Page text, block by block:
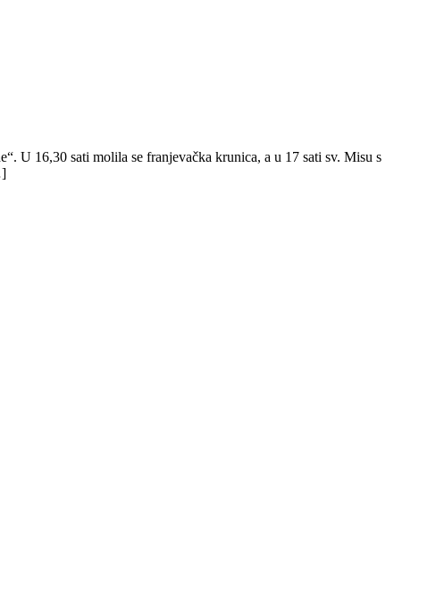
U 16,30 sati molila se franjevačka krunica, a u 17 sati sv. Misu s